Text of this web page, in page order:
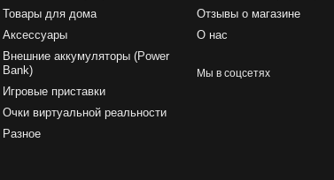
Товары для дома
Аксессуары
Внешние аккумуляторы (Power
Bank)
Игровые приставки
Очки виртуальной реальности
Разное
Отзывы о магазине
О нас
Мы в соцсетях